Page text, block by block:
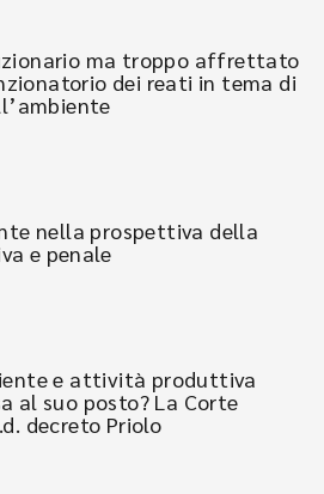
ma troppo affrettato
dei reati in tema di
nella prospettiva della
e penale
e attività produttiva
al suo posto? La Corte
decreto Priolo